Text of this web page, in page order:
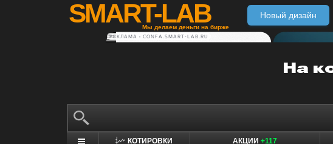
SMART-LAB
Мы делаем деньги на бирже
Новый дизайн
РЕКЛАМА • CONFA.SMART-LAB.RU
КОТИРОВКИ АКЦИИ +117